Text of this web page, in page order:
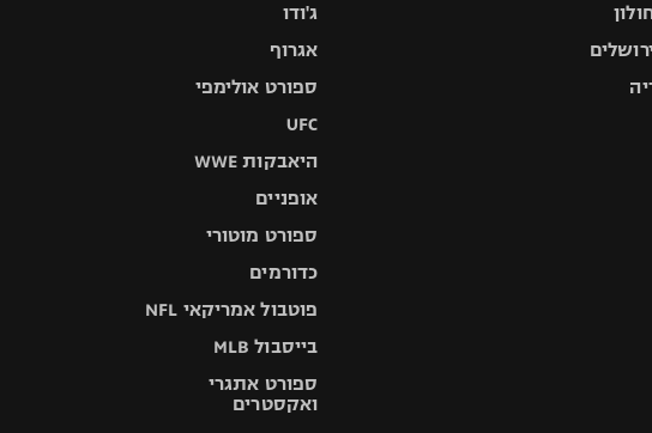
ג'ודו
אגרוף
ספורט אולימפי
UFC
היאבקות WWE
אופניים
ספורט מוטורי
כדורמים
פוטבול אמריקאי NFL
בייסבול MLB
ספורט אתגרי
ואקסטרים